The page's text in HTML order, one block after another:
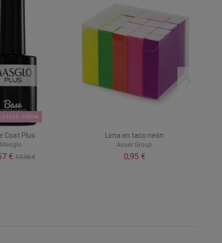
stock online
Coat Plus
Masglo
€17,95 €
Lima en taco neón
Asuer Group
0,95 €